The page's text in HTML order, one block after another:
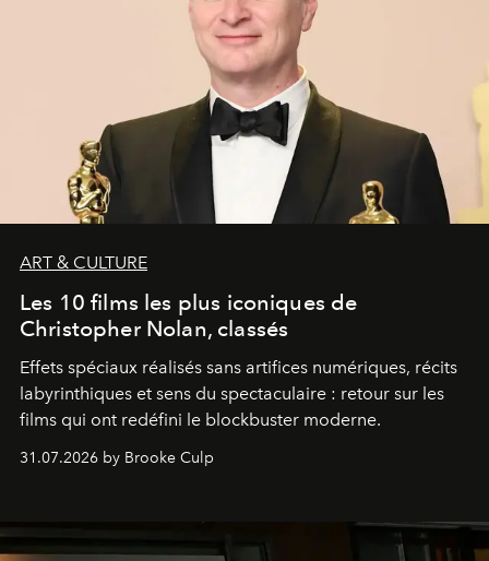
ART & CULTURE
Les 10 films les plus iconiques de
Christopher Nolan, classés
Effets spéciaux réalisés sans artifices numériques, récits
labyrinthiques et sens du spectaculaire : retour sur les
films qui ont redéfini le blockbuster moderne.
31.07.2026 by Brooke Culp